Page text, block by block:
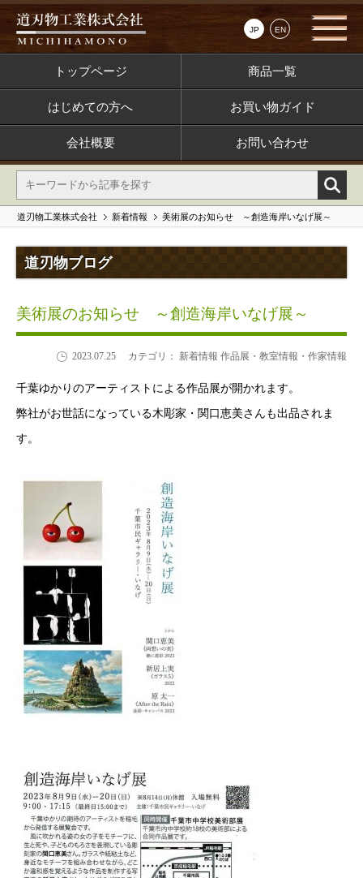
JP EN
トップページ 商品一覧
はじめての方へ お買い物ガイド
会社概要 お問い合わせ
道刃物工業株式会社 新着情報 美術展のお知らせ ～創造海岸いなげ展～
道刃物ブログ
美術展のお知らせ ～創造海岸いなげ展～
2023.07.25 カテゴリ： 新着情報 作品展・教室情報・作家情報
千葉ゆかりのアーティストによる作品展が開かれます。
弊社がお世話になっている木彫家・関口恵美さんも出品されま
す。